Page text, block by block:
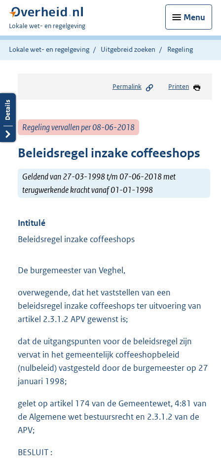
Menu
U
bent
hier:
Lokale wet- en regelgeving
Lokale wet- en regelgeving Uitgebreid zoeken Regeling
Permalink Printen
Regeling vervallen per 08-06-2018
Beleidsregel inzake coffeeshops
Geldend van 27-03-1998 t/m 07-06-2018 met
terugwerkende kracht vanaf 01-01-1998
Intitulé
Beleidsregel inzake coffeeshops
De burgemeester van Veghel,
overwegende, dat het vaststellen van een
beleidsregel inzake coffeeshops ter uitvoering van
artikel 2.3.1.2 APV gewenst is;
dat de uitgangspunten voor de beleidsregel zijn
vervat in het gemeentelijk coffeeshopbeleid
(nulbeleid) vastgesteld door de burgemeester op 27
januari 1998;
gelet op artikel 174 van de Gemeentewet, 4:81 van
de Algemene wet bestuurs­recht en 2.3.1.2 van de
APV;
BESLUIT :